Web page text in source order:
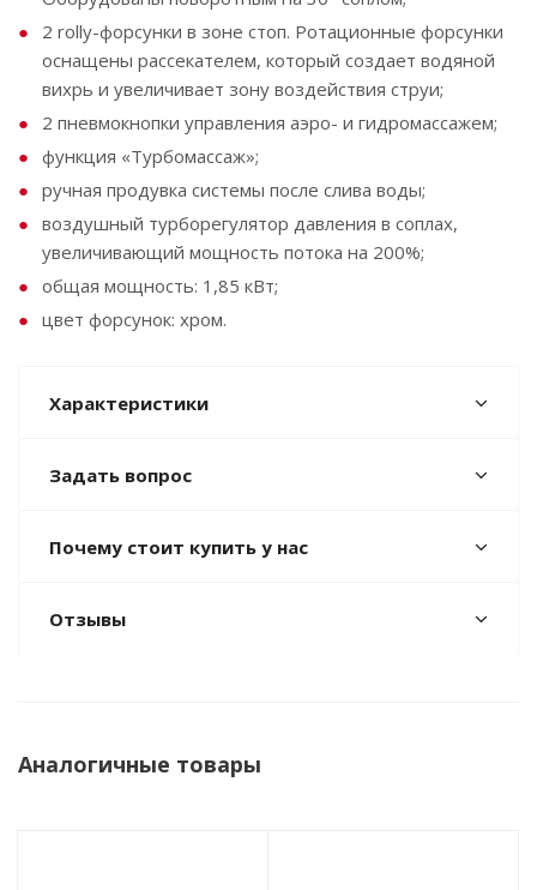
2 rolly-форсунки в зоне стоп. Ротационные форсунки
оснащены рассекателем, который создает водяной
вихрь и увеличивает зону воздействия струи;
2 пневмокнопки управления аэро- и гидромассажем;
функция «Турбомассаж»;
ручная продувка системы после слива воды;
воздушный турборегулятор давления в соплах,
увеличивающий мощность потока на 200%;
общая мощность: 1,85 кВт;
цвет форсунок: хром.
Характеристики
Задать вопрос
Почему стоит купить у нас
Отзывы
Аналогичные товары